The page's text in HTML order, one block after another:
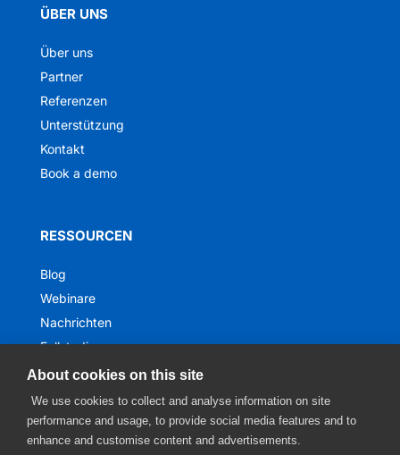
ÜBER UNS
Über uns
Partner
Referenzen
Unterstützung
Kontakt
Book a demo
RESSOURCEN
Blog
Webinare
Nachrichten
Fallstudien
Ebooks
About cookies on this site
We use cookies to collect and analyse information on site
performance and usage, to provide social media features and to
enhance and customise content and advertisements.